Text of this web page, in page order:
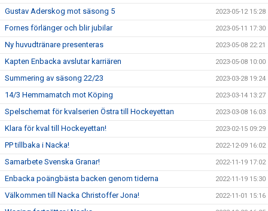
Gustav Aderskog mot säsong 5 2023-05-12 15:28
Fornes förlänger och blir jubilar 2023-05-11 17:30
Ny huvudtränare presenteras 2023-05-08 22:21
Kapten Enbacka avslutar karriären 2023-05-08 10:00
Summering av säsong 22/23 2023-03-28 19:24
14/3 Hemmamatch mot Köping 2023-03-14 13:27
Spelschemat för kvalserien Östra till Hockeyettan 2023-03-08 16:03
Klara för kval till Hockeyettan! 2023-02-15 09:29
PP tillbaka i Nacka! 2022-12-09 16:02
Samarbete Svenska Granar! 2022-11-19 17:02
Enbacka poängbästa backen genom tiderna 2022-11-19 15:30
Välkommen till Nacka Christoffer Jona! 2022-11-01 15:16